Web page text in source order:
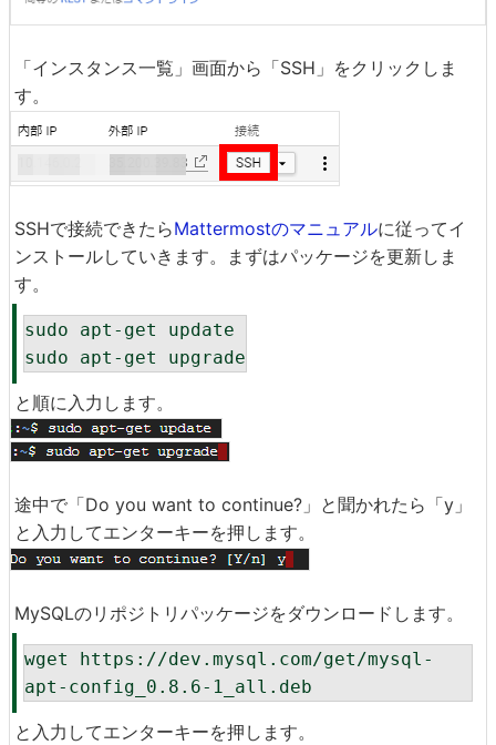
「インスタンス一覧」画面から「SSH」をクリックしま
す。
SSHで接続できたらMattermostのマニュアルに従ってイ
ンストールしていきます。まずはパッケージを更新しま
す。
sudo apt-get update
sudo apt-get upgrade
と順に入力します。
途中で「Do you want to continue?」と聞かれたら「y」
と入力してエンターキーを押します。
MySQLのリポジトリパッケージをダウンロードします。
wget https://dev.mysql.com/get/mysql-
apt-config_0.8.6-1_all.deb
と入力してエンターキーを押します。